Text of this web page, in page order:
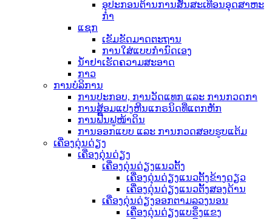
ອຸປະກອນຕ້ານການສັ່ນສະເທືອນອຸດສາຫະ
ກໍາ
ແຊກ
ເຂັມຂັດມາດຕະຖານ
ການໃສ່ແບບກຳນົດເອງ
ນ້ຳຢາເຮັດຄວາມສະອາດ
ກາວ
ການບໍລິການ
ການປະກອບ, ການວັດແທກ ແລະ ການກວດກາ
ການສ້ອມແປງຫີນແກຣນິດທີ່ແຕກຫັກ
ການຟື້ນຟູໜ້າດິນ
ການອອກແບບ ແລະ ການກວດສອບຮູບແຕ້ມ
ເຄື່ອງດຸ່ນດ່ຽງ
ເຄື່ອງດຸ່ນດ່ຽງ
ເຄື່ອງດຸ່ນດ່ຽງແນວຕັ້ງ
ເຄື່ອງດຸ່ນດ່ຽງແນວຕັ້ງຂ້າງດຽວ
ເຄື່ອງດຸ່ນດ່ຽງແນວຕັ້ງສອງດ້ານ
ເຄື່ອງດຸ່ນດ່ຽງອອກຕາມລວງນອນ
ເຄື່ອງດຸ່ນດ່ຽງແບຣິ່ງແຂງ